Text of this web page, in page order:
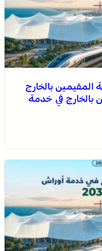
المقيمين بالخارج
بالخارج في خدمة
وهبات رياح من
مناطق المملكة (نشرة